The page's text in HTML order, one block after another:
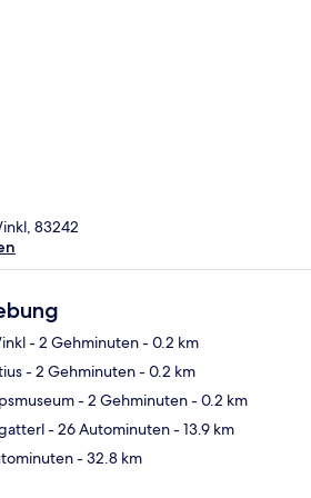
83242
- 2 Gehminuten- 0.2 km
- 2 Gehminuten- 0.2 km
- 2 Gehminuten- 0.2 km
- 26 Autominuten- 13.9 km
- 32.8 km